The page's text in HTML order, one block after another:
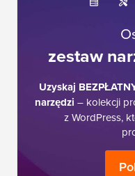
zestaw
Uzyskaj
narzędzi – kolekcji
z WordPress,